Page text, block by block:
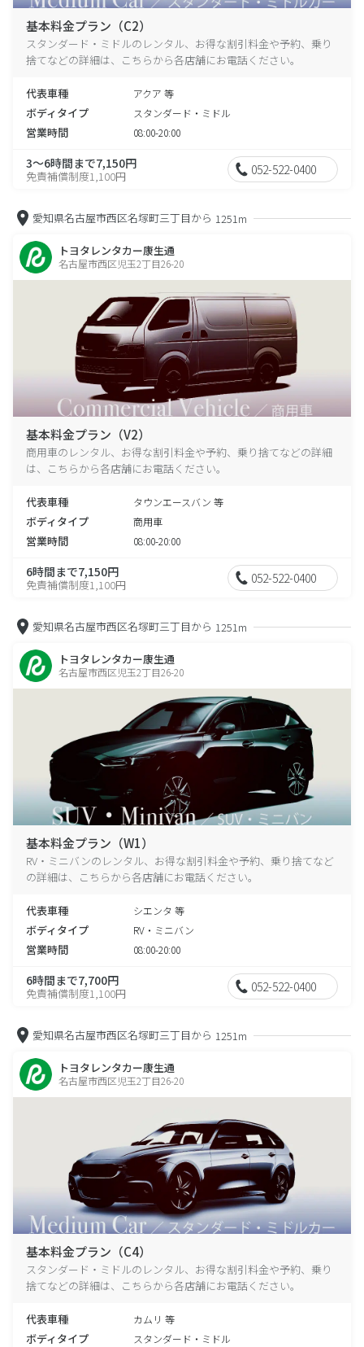
基本料金プラン（C2）
スタンダード・ミドルのレンタル、お得な割引料金や予約、乗り
捨てなどの詳細は、こちらから各店舗にお電話ください。
代表車種 アクア 等
ボディタイプ スタンダード・ミドル
営業時間 08:00-20:00
3～6時間まで7,150円
免責補償制度1,100円 052-522-0400
愛知県名古屋市西区名塚町三丁目から 1251m
トヨタレンタカー康生通
名古屋市西区児玉2丁目26-20
基本料金プラン（V2）
商用車のレンタル、お得な割引料金や予約、乗り捨てなどの詳細
は、こちらから各店舗にお電話ください。
代表車種 タウンエースバン 等
ボディタイプ 商用車
営業時間 08:00-20:00
6時間まで7,150円
免責補償制度1,100円 052-522-0400
愛知県名古屋市西区名塚町三丁目から 1251m
トヨタレンタカー康生通
名古屋市西区児玉2丁目26-20
基本料金プラン（W1）
RV・ミニバンのレンタル、お得な割引料金や予約、乗り捨てなど
の詳細は、こちらから各店舗にお電話ください。
代表車種 シエンタ 等
ボディタイプ RV・ミニバン
営業時間 08:00-20:00
6時間まで7,700円
免責補償制度1,100円 052-522-0400
愛知県名古屋市西区名塚町三丁目から 1251m
トヨタレンタカー康生通
名古屋市西区児玉2丁目26-20
基本料金プラン（C4）
スタンダード・ミドルのレンタル、お得な割引料金や予約、乗り
捨てなどの詳細は、こちらから各店舗にお電話ください。
代表車種 カムリ 等
ボディタイプ スタンダード・ミドル